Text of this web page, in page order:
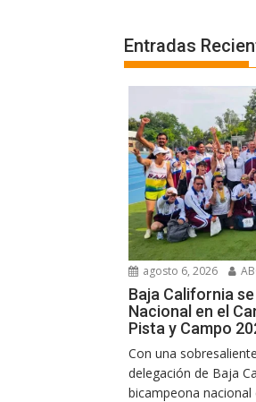
Entradas
agosto 6, 2026
Baja California
Nacional en el
Pista y Campo
Con una
delegación de Baja
bicampeona